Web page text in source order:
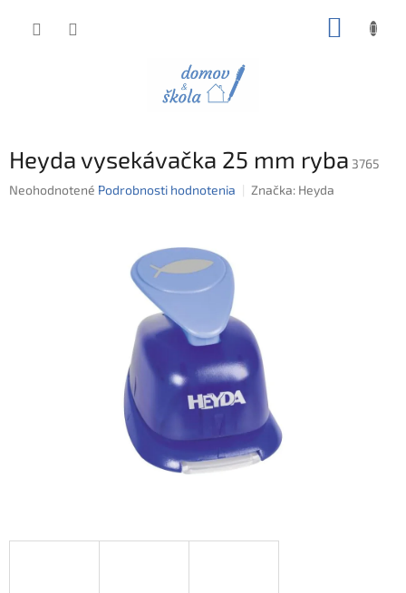
Heyda vysekávačka 25 mm ryba 3765
Priemerné
Neohodnotené Podrobnosti hodnotenia Značka: Heyda